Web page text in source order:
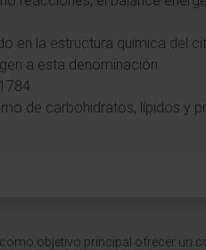
en la estructura química del
a esta denominación.
de carbohidratos, lípidos y
objetivo principal ofrecer un